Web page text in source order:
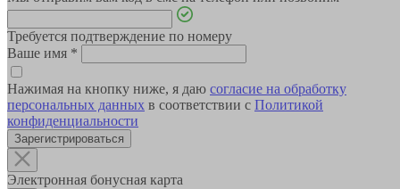
Требуется подтверждение по номеру
Ваше имя *
Нажимая на кнопку ниже, я даю согласие на обработку
персональных данных в соответствии с Политикой
конфиденциальности
Зарегистрироваться
Электронная бонусная карта